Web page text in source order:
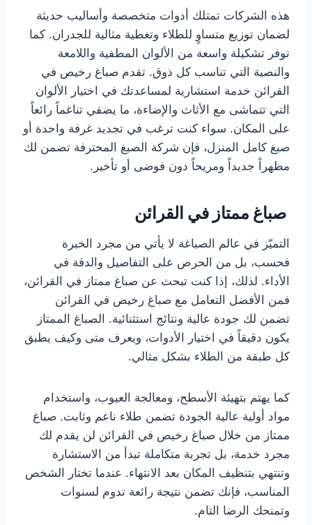
هذه الشركات تمتلك أدوات متخصصة وأساليب حديثة
لضمان توزيع متساوٍ للطلاء وتغطية مثالية للجدران. كما
توفر تشكيلة واسعة من الألوان المطفية واللامعة
والنصية التي تناسب كل ذوق. تقدم صباغ رخيص في
القرائن خدمة استشارية لمساعدتك في اختيار الألوان
التي تتماشى مع الأثاث والإضاءة، ما يضفي تناغماً رائعاً
على المكان. سواء كنت ترغب في تجديد غرفة واحدة أو
صبغ كامل المنزل، فإن شركة الصبغ المحترفة تضمن لك
مظهراً جديداً ومريحاً دون فوضى أو تأخير.
صباغ ممتاز في القرائن
التميّز في عالم الصباغة لا يأتي من مجرد الخبرة
فحسب، بل من الحرص على التفاصيل والدقة في
الأداء. لذلك، إذا كنت تبحث عن صباغ ممتاز في القرائن،
فمن الأفضل التعامل مع صباغ رخيص في القرائن
تضمن لك جودة عالية ونتائج استثنائية. الصباغ الممتاز
يكون دقيقاً في اختيار الأدوات، ويعرف متى وكيف يطبق
كل طبقة من الطلاء بشكل مثالي.
كما يهتم بتهيئة الأسطح، ومعالجة العيوب، واستخدام
مواد أولية عالية الجودة تضمن طلاء ناعم وثابت. صباغ
ممتاز من خلال صباغ رخيص في القرائن لن يقدم لك
مجرد خدمة، بل تجربة متكاملة تبدأ من الاستشارة
وتنتهي بتنظيف المكان بعد الانتهاء. عندما تختار الشخص
المناسب، فإنك تضمن نتيجة رائعة تدوم لسنوات
وتمنحك الرضا التام.